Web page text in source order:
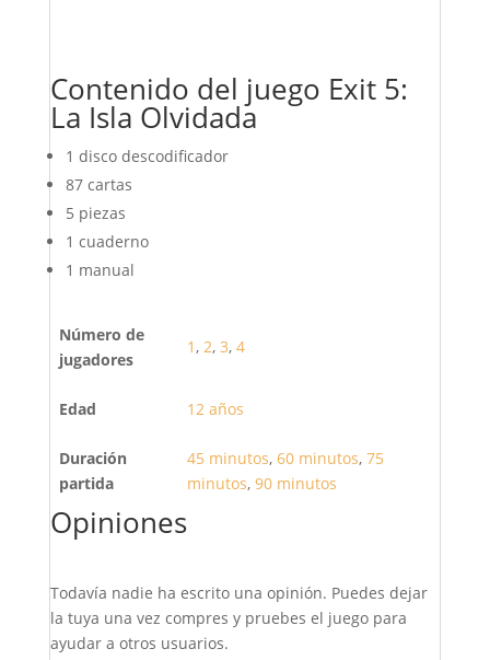
Contenido del juego Exit 5:
La Isla Olvidada
1 disco descodificador
87 cartas
5 piezas
1 cuaderno
1 manual
Número de
jugadores
1, 2, 3, 4
Edad 12 años
Duración
partida
45 minutos, 60 minutos, 75
minutos, 90 minutos
Opiniones
Todavía nadie ha escrito una opinión. Puedes dejar
la tuya una vez compres y pruebes el juego para
ayudar a otros usuarios.